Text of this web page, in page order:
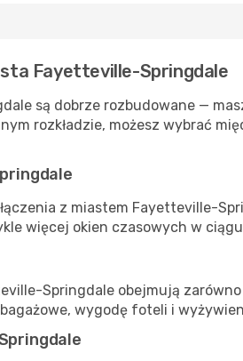
Fayetteville-Springdale
są dobrze rozbudowane —
rozkładzie, możesz wybrać
z miastem Fayetteville-
więcej okien czasowych w
Springdale obejmują
wygodę foteli i